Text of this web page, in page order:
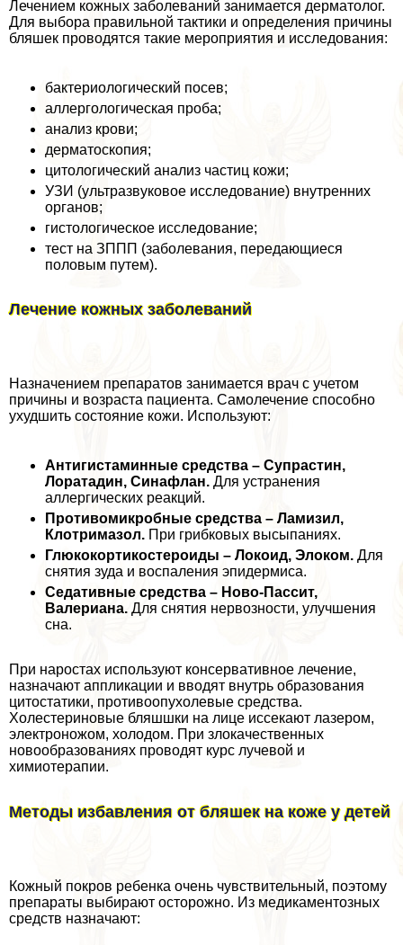
Лечением кожных заболеваний занимается дерматолог.
Для выбора правильной тактики и определения причины
бляшек проводятся такие мероприятия и исследования:
бактериологический посев;
аллергологическая проба;
анализ крови;
дерматоскопия;
цитологический анализ частиц кожи;
УЗИ (ультразвуковое исследование) внутренних
органов;
гистологическое исследование;
тест на ЗППП (заболевания, передающиеся
пoлoвым путем).
Лечение кожных заболеваний
Назначением препаратов занимается врач с учетом
причины и возраста пациента. Самолечение способно
ухудшить состояние кожи. Используют:
Антигистаминные средства – Супрастин,
Лоратадин, Синафлан. Для устранения
аллергических реакций.
Противомикробные средства – Ламизил,
Клотримaзoл. При грибковых высыпаниях.
Глюкокортикостероиды – Локоид, Элоком. Для
снятия зуда и воспаления эпидермиса.
Седативные средства – Ново-Пассит,
Валериана. Для снятия нервозности, улучшения
сна.
При наростах используют консервативное лечение,
назначают аппликации и вводят внутрь образования
цитостатики, противоопухолевые средства.
Холестериновые бляшшки на лице иссекают лазером,
электроножом, холодом. При злокачественных
новообразованиях проводят курс лучевой и
химиотерапии.
Методы избавления от бляшек на коже у детей
Кожный покров ребенка очень чувствительный, поэтому
препараты выбирают осторожно. Из медикаментозных
средств назначают: